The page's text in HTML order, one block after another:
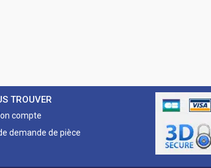
TROUVER
compte
demande de pièce